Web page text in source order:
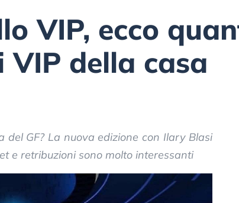
VIP, ecco
della casa
GF? La nuova edizione con Ilary Blasi
e retribuzioni sono molto interessanti